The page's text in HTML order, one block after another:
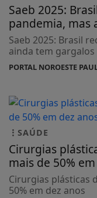
Saeb 2025:
pandemia, mas
Saeb 2025: Brasil
ainda tem gargalos
PORTAL NOROESTE
SAÚDE
Cirurgias
mais de 50%
Cirurgias plásticas
50% em dez anos